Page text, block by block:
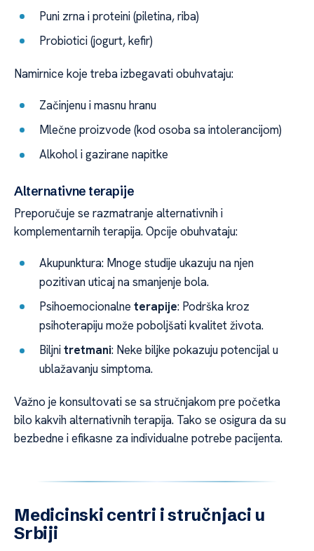
Puni zrna i proteini (piletina, riba)
Probiotici (jogurt, kefir)
Namirnice koje treba izbegavati obuhvataju:
Začinjenu i masnu hranu
Mlečne proizvode (kod osoba sa intolerancijom)
Alkohol i gazirane napitke
Alternativne terapije
Preporučuje se razmatranje alternativnih i
komplementarnih terapija. Opcije obuhvataju:
Akupunktura: Mnoge studije ukazuju na njen
pozitivan uticaj na smanjenje bola.
Psihoemocionalneterapije: Podrška kroz
psihoterapiju može poboljšati kvalitet života.
Biljnitretmani: Neke biljke pokazuju potencijal u
ublažavanju simptoma.
Važno je konsultovati se sa stručnjakom pre početka
bilo kakvih alternativnih terapija. Tako se osigura da su
bezbedne i efikasne za individualne potrebe pacijenta.
Medicinski centri i stručnjaci u
Srbiji